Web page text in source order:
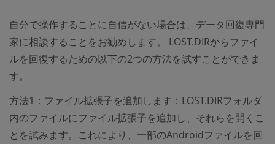
自分で操作することに自信がない場合は、データ回復専門
家に相談することをお勧めします。 LOST.DIRからファイ
ルを回復するための以下の2つの方法を試すことができま
す。
方法1：ファイル拡張子を追加します：LOST.DIRフォルダ
内のファイルにファイル拡張子を追加し、それらを開くこ
とを試みます。これにより、一部のAndroidファイルを回